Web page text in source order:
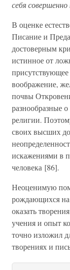
себя
В оценке
Писание и
достоверным
истинное от
воображение,
почвы
разнообразные
религии.
своих высших
искажениями в
человека [86].
Неоценимую
рождающихся на
оказать
учения и опыт
точно изложил
творениях и